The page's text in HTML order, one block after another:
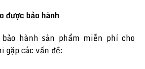
được bảo hành
bảo hành sản phẩm miễn phí cho
gặp các vấn đề: